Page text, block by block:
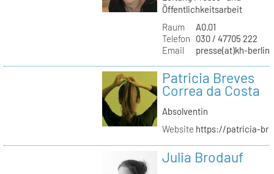
Öffentlichkeitsarbeit
Raum
A0.01
Telefon
030 / 47705 222
Email
presse(at)kh-
Patricia Breves
Correa da Costa
Absolventin
Website https://patricia-
Julia Brodauf